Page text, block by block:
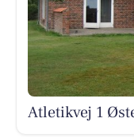
Atletikvej 1